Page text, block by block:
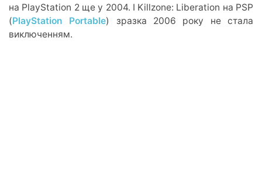
на PlayStation 2 ще у 2004. І Killzone: Liberation на PSP
(PlayStation Portable) зразка 2006 року не стала
виключенням.